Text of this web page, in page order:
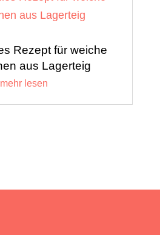
Rezept für weiche
aus Lagerteig
mehr lesen